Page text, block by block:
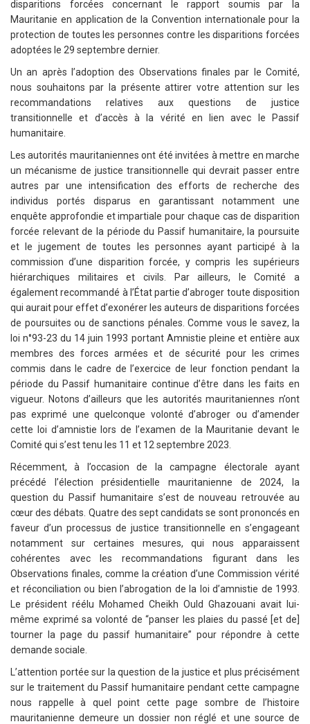
disparitions forcées concernant le rapport soumis par la
Mauritanie en application de la Convention internationale pour la
protection de toutes les personnes contre les disparitions forcées
adoptées le 29 septembre dernier.
Un an après l’adoption des Observations finales par le Comité,
nous souhaitons par la présente attirer votre attention sur les
recommandations relatives aux questions de justice
transitionnelle et d’accès à la vérité en lien avec le Passif
humanitaire.
Les autorités mauritaniennes ont été invitées à mettre en marche
un mécanisme de justice transitionnelle qui devrait passer entre
autres par une intensification des efforts de recherche des
individus portés disparus en garantissant notamment une
enquête approfondie et impartiale pour chaque cas de disparition
forcée relevant de la période du Passif humanitaire, la poursuite
et le jugement de toutes les personnes ayant participé à la
commission d’une disparition forcée, y compris les supérieurs
hiérarchiques militaires et civils. Par ailleurs, le Comité a
également recommandé à l’État partie d’abroger toute disposition
qui aurait pour effet d’exonérer les auteurs de disparitions forcées
de poursuites ou de sanctions pénales. Comme vous le savez, la
loi n°93-23 du 14 juin 1993 portant Amnistie pleine et entière aux
membres des forces armées et de sécurité pour les crimes
commis dans le cadre de l’exercice de leur fonction pendant la
période du Passif humanitaire continue d’être dans les faits en
vigueur. Notons d’ailleurs que les autorités mauritaniennes n’ont
pas exprimé une quelconque volonté d’abroger ou d’amender
cette loi d’amnistie lors de l’examen de la Mauritanie devant le
Comité qui s’est tenu les 11 et 12 septembre 2023.
Récemment, à l’occasion de la campagne électorale ayant
précédé l’élection présidentielle mauritanienne de 2024, la
question du Passif humanitaire s’est de nouveau retrouvée au
cœur des débats. Quatre des sept candidats se sont prononcés en
faveur d’un processus de justice transitionnelle en s’engageant
notamment sur certaines mesures, qui nous apparaissent
cohérentes avec les recommandations figurant dans les
Observations finales, comme la création d’une Commission vérité
et réconciliation ou bien l’abrogation de la loi d’amnistie de 1993.
Le président réélu Mohamed Cheikh Ould Ghazouani avait lui-
même exprimé sa volonté de “panser les plaies du passé [et de]
tourner la page du passif humanitaire” pour répondre à cette
demande sociale.
L’attention portée sur la question de la justice et plus précisément
sur le traitement du Passif humanitaire pendant cette campagne
nous rappelle à quel point cette page sombre de l’histoire
mauritanienne demeure un dossier non réglé et une source de